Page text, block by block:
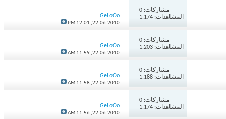
مشاركات:0
المشاهدات: 1.174
GeLoOo
22-06-2010,
12:01 PM
مشاركات:0
المشاهدات: 1.203
GeLoOo
22-06-2010,
11:59 AM
مشاركات:0
المشاهدات: 1.188
GeLoOo
22-06-2010,
11:58 AM
مشاركات:0
المشاهدات: 1.174
GeLoOo
22-06-2010,
11:56 AM